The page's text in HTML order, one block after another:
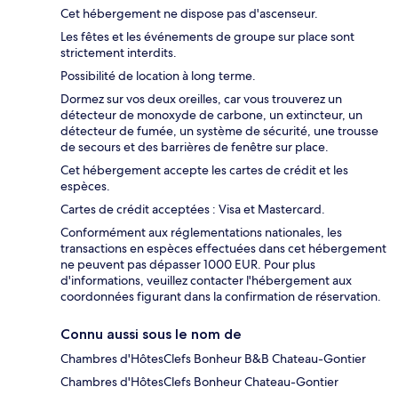
Cet hébergement ne dispose pas d'ascenseur.
Les fêtes et les événements de groupe sur place sont
strictement interdits.
Possibilité de location à long terme.
Dormez sur vos deux oreilles, car vous trouverez un
détecteur de monoxyde de carbone, un extincteur, un
détecteur de fumée, un système de sécurité, une trousse
de secours et des barrières de fenêtre sur place.
Cet hébergement accepte les cartes de crédit et les
espèces.
Cartes de crédit acceptées : Visa et Mastercard.
Conformément aux réglementations nationales, les
transactions en espèces effectuées dans cet hébergement
ne peuvent pas dépasser 1000 EUR. Pour plus
d'informations, veuillez contacter l'hébergement aux
coordonnées figurant dans la confirmation de réservation.
Connu aussi sous le nom de
Chambres d'HôtesClefs Bonheur B&B Chateau-Gontier
Chambres d'HôtesClefs Bonheur Chateau-Gontier